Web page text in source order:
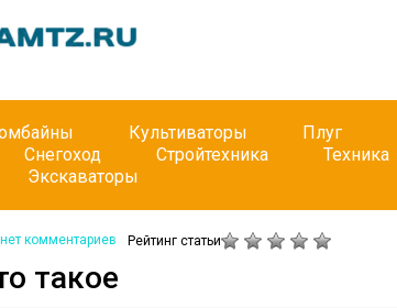
Культиваторы Плуг
Снегоход Стройтехника Техника
Экскаваторы
нет комментариев Рейтинг статьи
такое